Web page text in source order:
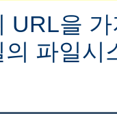
URL을
파일시